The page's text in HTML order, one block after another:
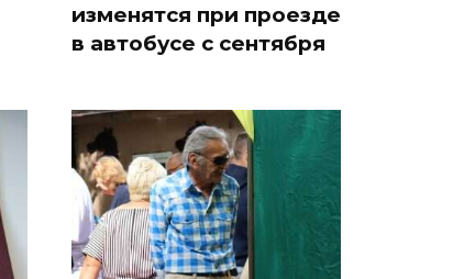
изменятся при проезде
в автобусе с сентября